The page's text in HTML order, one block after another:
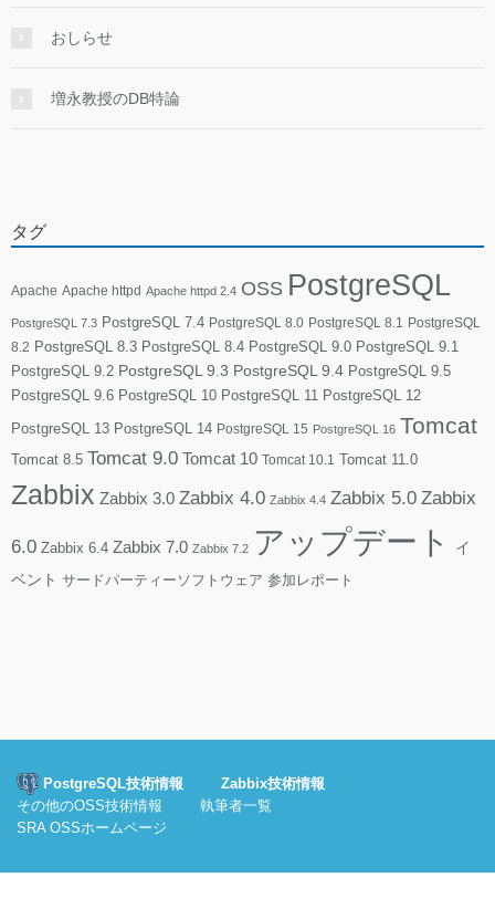
おしらせ
増永教授のDB特論
タグ
Apache Apache httpd Apache httpd 2.4 OSS PostgreSQL
PostgreSQL 7.3 PostgreSQL 7.4 PostgreSQL 8.0 PostgreSQL 8.1
PostgreSQL
8.2 PostgreSQL 8.3 PostgreSQL 8.4 PostgreSQL 9.0 PostgreSQL 9.1
PostgreSQL 9.2 PostgreSQL 9.3 PostgreSQL 9.4 PostgreSQL 9.5
PostgreSQL 9.6 PostgreSQL 10 PostgreSQL 11 PostgreSQL 12
PostgreSQL 13 PostgreSQL 14 PostgreSQL 15 PostgreSQL 16 Tomcat
Tomcat 8.5 Tomcat 9.0 Tomcat 10 Tomcat 10.1 Tomcat 11.0
Zabbix Zabbix 3.0 Zabbix 4.0 Zabbix 4.4 Zabbix 5.0 Zabbix
6.0 Zabbix 6.4 Zabbix 7.0 Zabbix 7.2 アップデート
イ
ベント サードパーティーソフトウェア 参加レポート
PostgreSQL技術情報
Zabbix技術情報
その他のOSS技術情報
執筆者一覧
SRA OSSホームページ